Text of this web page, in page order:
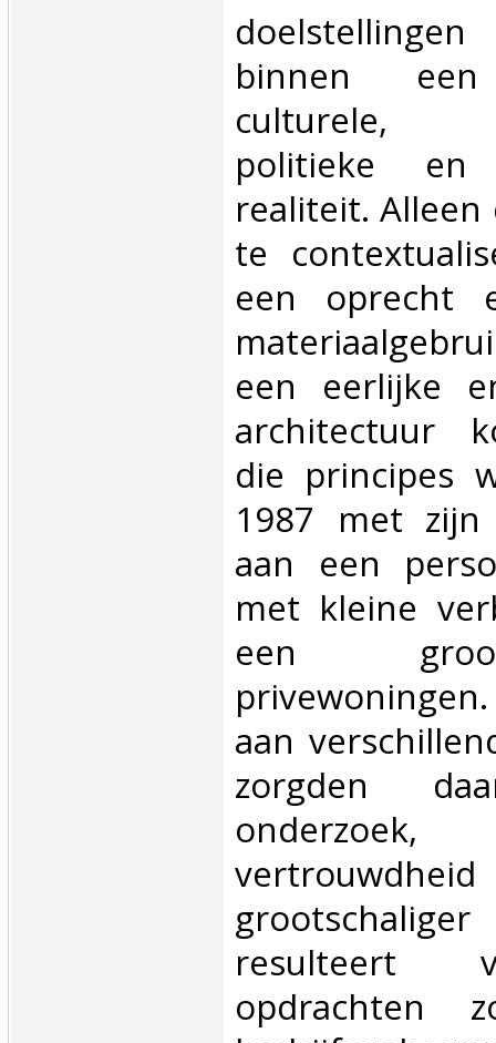
binnen een
culturele,
politieke en
realiteit.
te
een oprecht
een eerlijke
architectuur
die principes
1987 met
aan een
met kleine
een
aan
zorgden
resulteert
opdrachten